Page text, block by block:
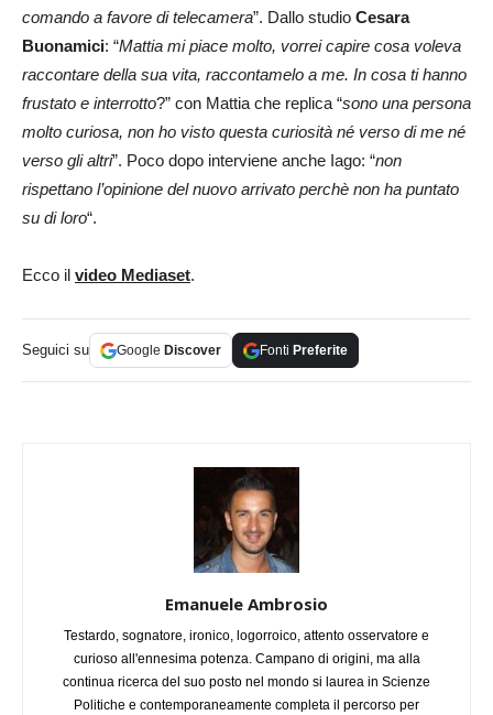
comando a favore di telecamera”. Dallo studio Cesara
Buonamici: “Mattia mi piace molto, vorrei capire cosa voleva
raccontare della sua vita, raccontamelo a me. In cosa ti hanno
frustato e interrotto?” con Mattia che replica “sono una persona
molto curiosa, non ho visto questa curiosità né verso di me né
verso gli altri”. Poco dopo interviene anche Iago: “non
rispettano l’opinione del nuovo arrivato perchè non ha puntato
su di loro“.
Ecco il video Mediaset.
Seguici su Google Discover Fonti Preferite
Emanuele Ambrosio
Testardo, sognatore, ironico, logorroico, attento osservatore e
curioso all'ennesima potenza. Campano di origini, ma alla
continua ricerca del suo posto nel mondo si laurea in Scienze
Politiche e contemporaneamente completa il percorso per